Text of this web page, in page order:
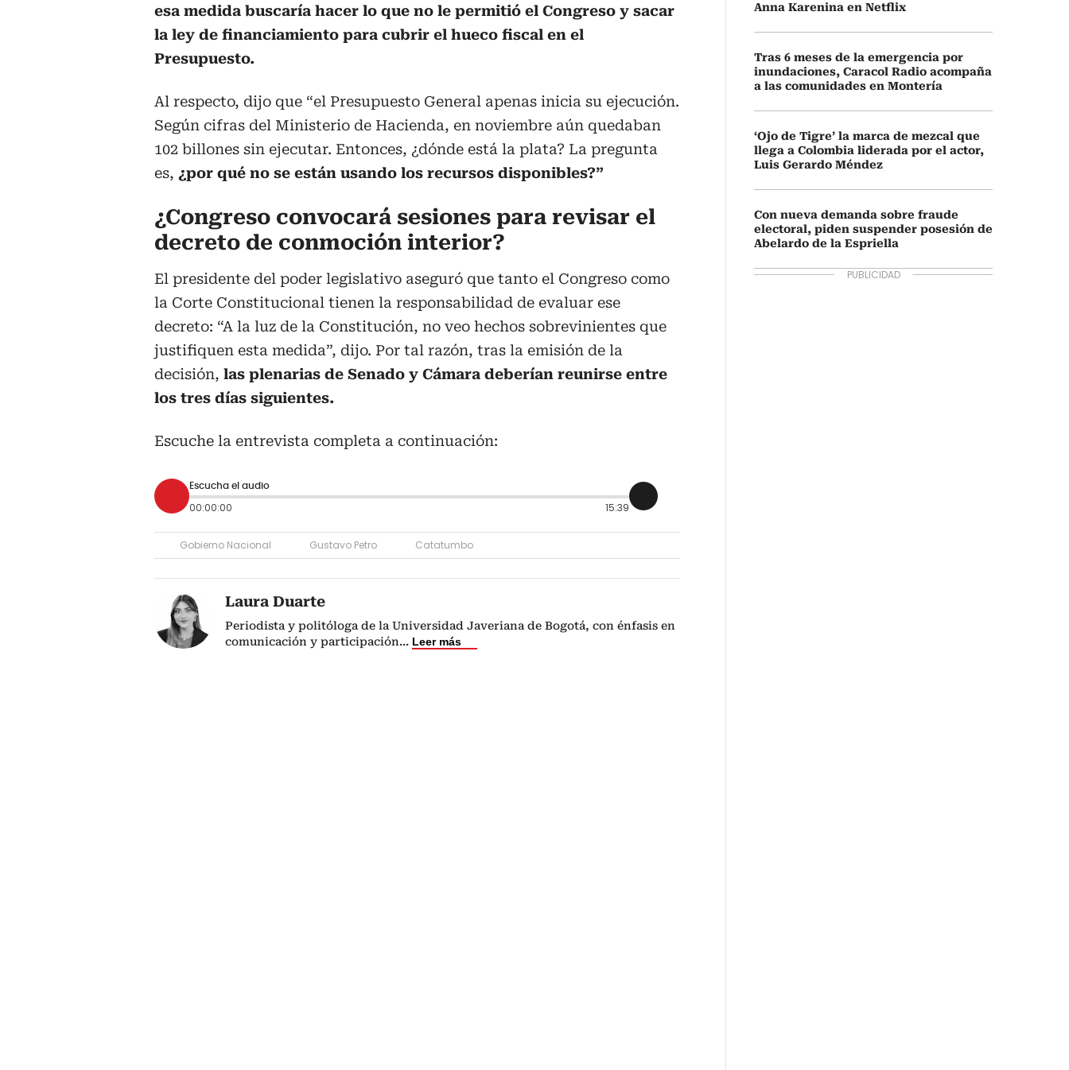
esa medida buscaría hacer lo que no le permitió el Congreso y sacar
la ley de financiamiento para cubrir el hueco fiscal en el
Presupuesto.
Al respecto, dijo que “el Presupuesto General apenas inicia su ejecución.
Según cifras del Ministerio de Hacienda, en noviembre aún quedaban
102 billones sin ejecutar. Entonces, ¿dónde está la plata? La pregunta
es, ¿por qué no se están usando los recursos disponibles?”
¿Congreso convocará sesiones para revisar el
decreto de conmoción interior?
El presidente del poder legislativo aseguró que tanto el Congreso como
la Corte Constitucional tienen la responsabilidad de evaluar ese
decreto: “A la luz de la Constitución, no veo hechos sobrevinientes que
justifiquen esta medida”, dijo. Por tal razón, tras la emisión de la
decisión, las plenarias de Senado y Cámara deberían reunirse entre
los tres días siguientes.
Escuche la entrevista completa a continuación:
Escucha el audio
00:00:00 15:39
Gobierno Nacional Gustavo Petro Catatumbo
Laura Duarte
Periodista y politóloga de la Universidad Javeriana de Bogotá, con énfasis en
comunicación y participación... Leer más
Anna Karenina en Netflix
Tras 6 meses de la emergencia por
inundaciones, Caracol Radio acompaña
a las comunidades en Montería
‘Ojo de Tigre’ la marca de mezcal que
llega a Colombia liderada por el actor,
Luis Gerardo Méndez
Con nueva demanda sobre fraude
electoral, piden suspender posesión de
Abelardo de la Espriella